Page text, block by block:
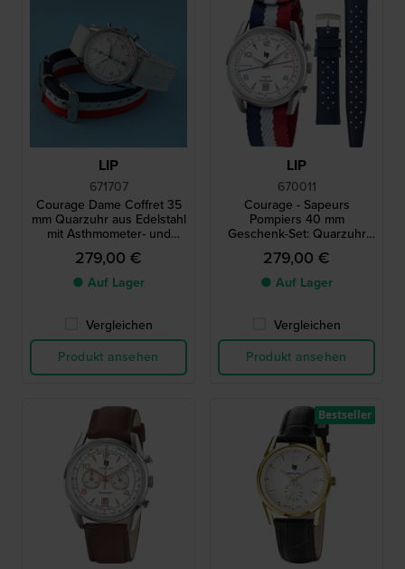
LIP
671707
Courage Dame Coffret 35
mm Quarzuhr aus Edelstahl
mit Asthmometer- und
Pulsometer-Zifferblatt
279,00 €
● Auf Lager
Vergleichen
Produkt ansehen
LIP
670011
Courage - Sapeurs
Pompiers 40 mm
Geschenk-Set: Quarzuhr
mit Asthmometer- und
Pulsometer-Zifferblatt mit
zusätzlichem
Gummiarmband
279,00 €
● Auf Lager
Vergleichen
Produkt ansehen
Bestseller